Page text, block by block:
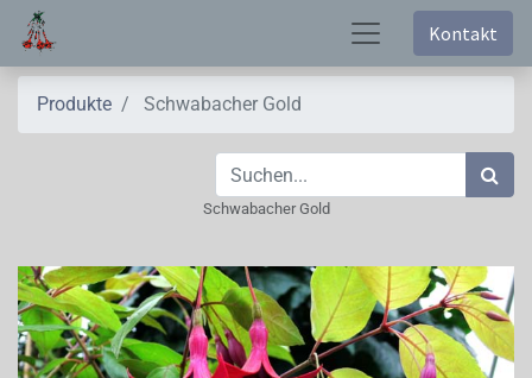
Kontakt
Produkte Schwabacher Gold
Schwabacher Gold